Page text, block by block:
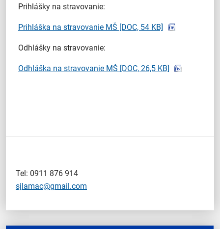
Prihlášky na stravovanie:
Prihláška na stravovanie MŠ [DOC, 54 KB]
Odhlášky na stravovanie:
Odhláška na stravovanie MŠ [DOC, 26,5 KB]
Tel: 0911 876 914
sjlamac@gmail.com